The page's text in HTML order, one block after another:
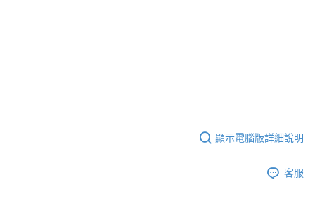
顯示電腦版詳細說明
客服